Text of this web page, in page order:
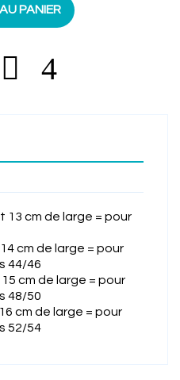
PANIER
13 cm de large = pour
cm de large = pour
44/46
cm de large = pour
48/50
cm de large = pour
52/54